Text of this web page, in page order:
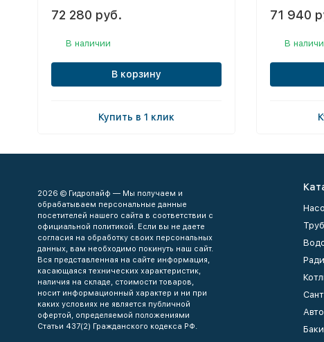
72 280 руб.
В наличии
В корзину
Купить в 1 клик
71 940
В
2026 © Гидролайф — Мы получаем и
обрабатываем персональные данные
посетителей нашего сайта в соответствии с
официальной политикой. Если вы не даете
согласия на обработку своих персональных
данных, вам необходимо покинуть наш сайт.
Вся представленная на сайте информация,
касающаяся технических характеристик,
наличия на складе, стоимости товаров,
носит информационный характер и ни при
каких условиях не является публичной
офертой, определяемой положениями
Статьи 437(2) Гражданского кодекса РФ.